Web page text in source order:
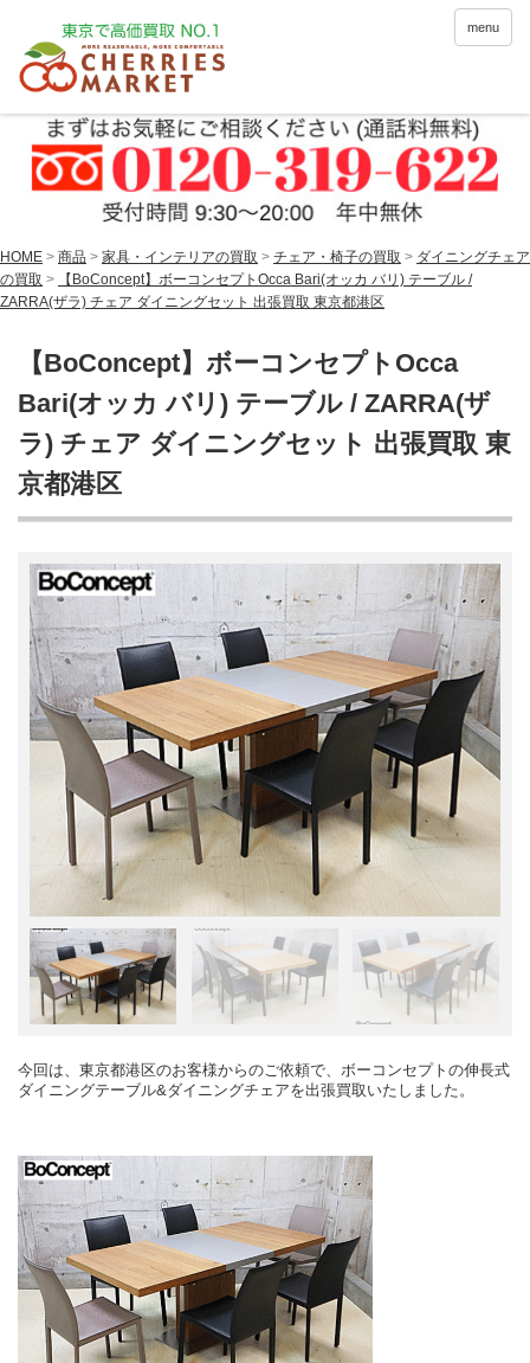
menu
HOME > 商品 > 家具・インテリアの買取 > チェア・椅子の買取 > ダイニングチェア
の買取 >
【BoConcept】ボーコンセプトOcca Bari(オッカ バリ) テーブル /
ZARRA(ザラ) チェア ダイニングセット 出張買取 東京都港区
【BoConcept】ボーコンセプトOcca
Bari(オッカ バリ) テーブル / ZARRA(ザ
ラ) チェア ダイニングセット 出張買取 東
京都港区
今回は、東京都港区のお客様からのご依頼で、ボーコンセプトの伸長式
ダイニングテーブル&ダイニングチェアを出張買取いたしました。